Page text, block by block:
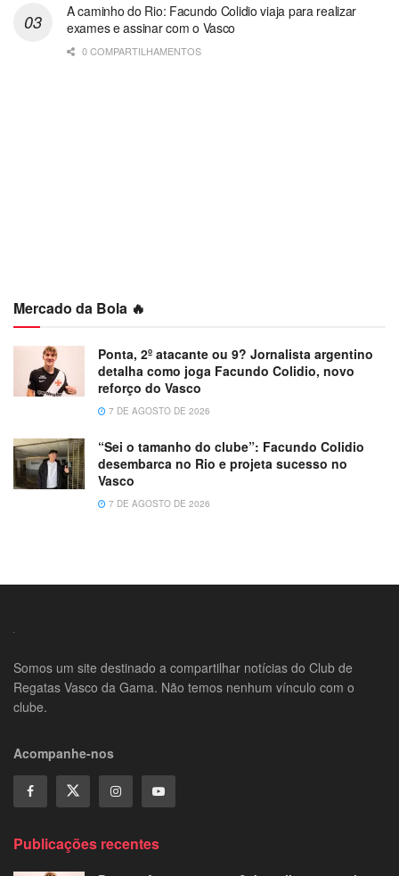
A caminho do Rio: Facundo Colidio viaja para realizar
exames e assinar com o Vasco
0 COMPARTILHAMENTOS
Mercado da Bola 🔥
Ponta, 2º atacante ou 9? Jornalista argentino
detalha como joga Facundo Colidio, novo
reforço do Vasco
7 DE AGOSTO DE 2026
“Sei o tamanho do clube”: Facundo Colidio
desembarca no Rio e projeta sucesso no
Vasco
7 DE AGOSTO DE 2026
Somos um site destinado a compartilhar notícias do Club de
Regatas Vasco da Gama. Não temos nenhum vínculo com o
clube.
Acompanhe-nos
Publicações recentes